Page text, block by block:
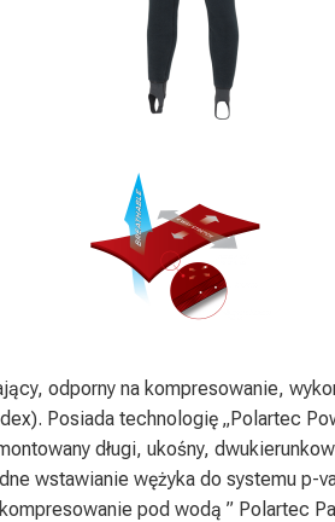
odporny na kompresowanie,
Posiada technologię „Polartec
długi, ukośny,
wstawianie wężyka do systemu p-
pod wodą ” Polartec